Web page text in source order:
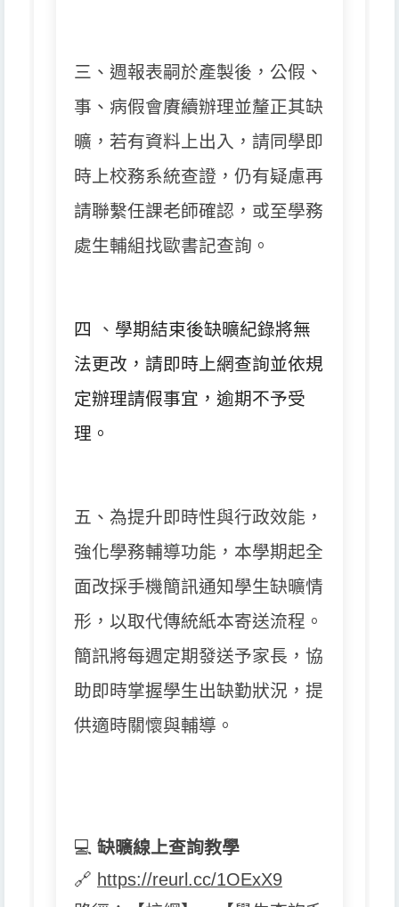
三、週報表嗣於產製後，公假、
事、病假會賡續辦理並釐正其缺
曠， 若有資料上出入，請同學即
時上校務系統查證， 仍有疑慮再
請聯繫任課老師確認，或至學務
處生輔組找歐書記查詢。
四 、 學期結束後缺曠紀錄將無
法更改， 請即時上網查詢並依規
定辦理請假事宜，逾期不予受
理。
五、為提升即時性與行政效能，
強化學務輔導功能， 本學期起全
面改採手機簡訊通知學生缺曠情
形， 以取代傳統紙本寄送流程。
簡訊將每週定期發送予家長， 協
助即時掌握學生出缺勤狀況，提
供適時關懷與輔導。
💻 缺曠線上查詢教學
🔗 https://reurl.cc/1OExX9